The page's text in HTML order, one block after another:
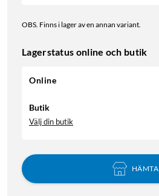
OBS. Finns i lager av en annan variant.
Lagerstatus online och butik
Online
Butik
Välj din butik
HÄMTA